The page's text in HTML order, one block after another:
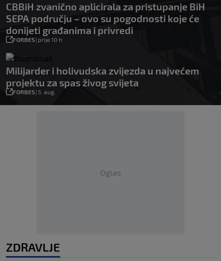
CBBiH zvanično aplicirala za pristupanje BiH
SEPA području – ovo su pogodnosti koje će
donijeti građanima i privredi
FORBES| prije 10 h
Milijarder i holivudska zvijezda u najvećem
projektu za spas živog svijeta
FORBES| 5. aug.
Oglas
ZDRAVLJE